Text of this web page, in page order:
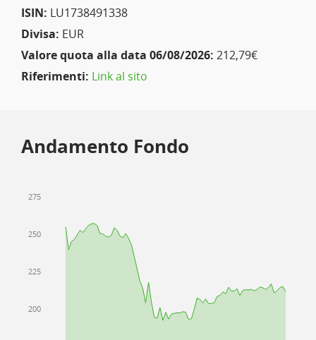
ISIN: LU1738491338
Divisa: EUR
Valore quota alla data 06/08/2026: 212,79€
Riferimenti: Link al sito
Andamento Fondo
200
225
250
275